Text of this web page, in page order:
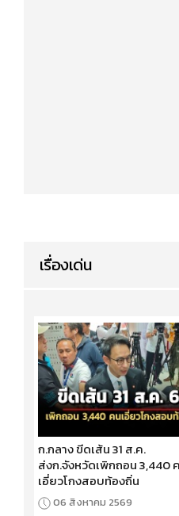
เรื่องเด่น
ก.กลาง ขีดเส้น 31 ส.ค.
ส่งก.จังหวัดเพิกถอน 3,440
เอี่ยวโกงสอบท้องถิ่น
06 สิงหาคม 2569